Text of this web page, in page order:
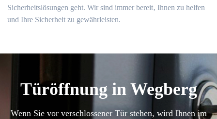
Sicherheitslösungen geht. Wir sind immer bereit‚ Ihnen zu helfen
und Ihre Sicherheit zu gewährleisten.​
Türöffnung in Wegberg
Wenn Sie vor verschlossener Tür stehen, wird Ihnen im